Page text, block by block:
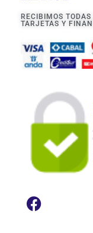
RECIBIMOS TODAS
TARJETAS Y